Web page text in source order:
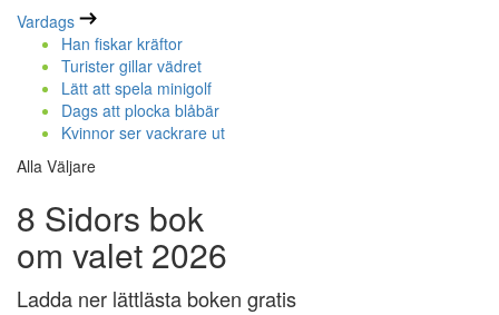
Vardags
Han fiskar kräftor
Turister gillar vädret
Lätt att spela minigolf
Dags att plocka blåbär
Kvinnor ser vackrare ut
Alla Väljare
8 Sidors bok
om valet 2026
Ladda ner lättlästa boken gratis